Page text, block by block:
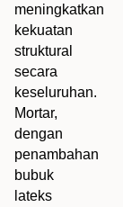
meningkatkan
kekuatan
struktural
secara
keseluruhan.
Mortar,
dengan
penambahan
bubuk
lateks